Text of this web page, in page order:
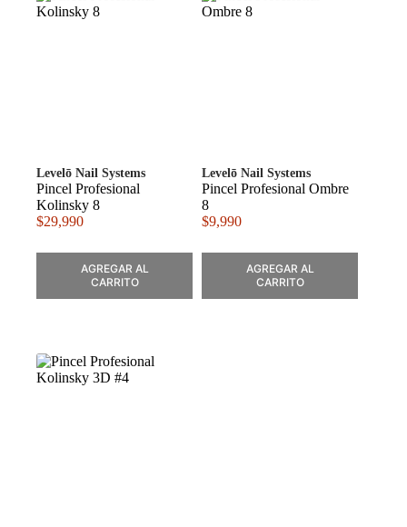
Levelō Nail Systems
Pincel Profesional
Kolinsky 8
$29,990
AGREGAR AL
CARRITO
Levelō Nail Systems
Pincel Profesional Ombre
8
$9,990
AGREGAR AL
CARRITO